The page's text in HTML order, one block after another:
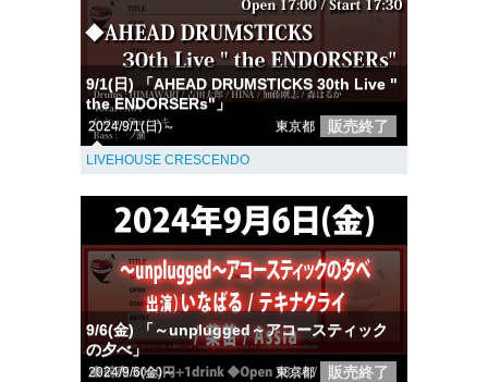
9/1(日) 「AHEAD DRUMSTICKS 30th Live "
the ENDORSERs"」
2024/9/1(日)～ 東京都 販売終了
LIVEHOUSE CRESCENDO
9/6(金) 「～unplugged～アコースティック
の夕べ」
2024/9/6(金)～ 東京都 販売終了